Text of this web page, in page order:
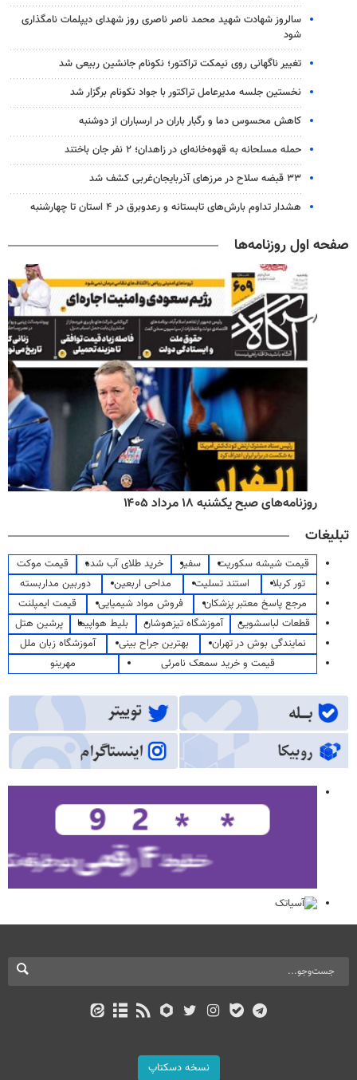
سالروز شهادت شهید محمد ناصر ناصری روز شهدای دیپلمات نامگذاری
شود
تغییر ناگهانی روی نیمکت تراکتور؛ نکونام جانشین ربیعی شد
نخستین جلسه مدیرعامل تراکتور با جواد نکونام برگزار شد
کاهش محسوس دما و رگبار باران در ارسباران از دوشنبه
حمله مسلحانه به قهوه‌خانه‌ای در زاهدان؛ ۲ نفر جان باختند
۳۳ قبضه سلاح در مرزهای آذربایجان‌غربی کشف شد
هشدار تداوم بارش‌های تابستانه و رعدوبرق در ۴ استان تا چهارشنبه
صفحه اول روزنامه‌ها
روزنامه‌های صبح یکشنبه ۱۸ مرداد ۱۴۰۵
تبلیغات
قیمت شیشه سکوریت سفیر خرید طلای آب شده
قیمت موکت
تور کربلا
استند تسلیت مداحی اربعین
دوربین مداربسته
مرجع پاسخ معتبر پزشکان
فروش مواد شیمیایی
قیمت ایمپلنت
قطعات لباسشویی
آموزشگاه تیزهوشان بلیط هواپیما
پرشین هتل
نمایندگی بوش در تهران
بهترین جراح بینی
آموزشگاه زبان ملل
قیمت و خرید سمعک نامرئی
مهرینو
نسخه دسکتاپ